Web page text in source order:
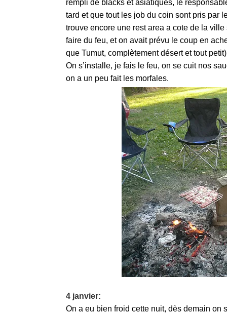
rempli de blacks et asiatiques, le
tard et que tout les job du coin sont pris par
trouve encore une rest area a cote de la
faire du feu, et on avait prévu le coup en
que Tumut, complètement désert et tout
On s’installe, je fais le feu, on se cuit nos
on a un peu fait les morfales.
4 janvier:
On a eu bien froid cette nuit, dès demain on